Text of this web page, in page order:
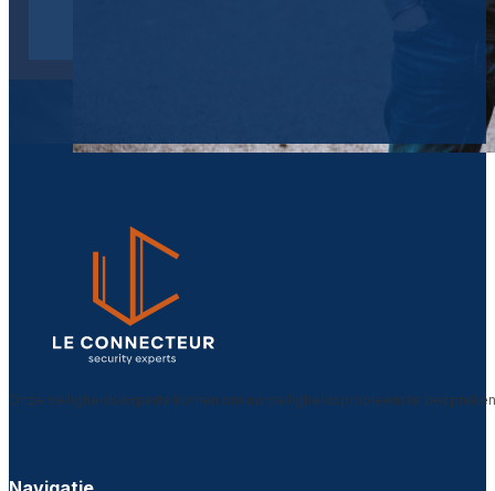
Onze veiligheidsexperts komen om uw veiligheidsprobleem te